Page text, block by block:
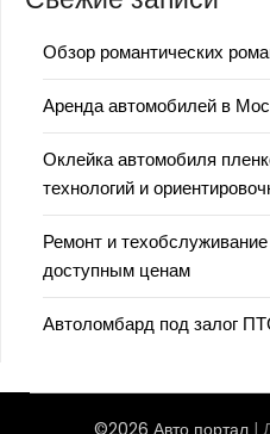
Обзор романтических
Аренда автомобилей в
Оклейка автомобиля
технологий и
Ремонт и
доступным ценам
Автоломбард под залог